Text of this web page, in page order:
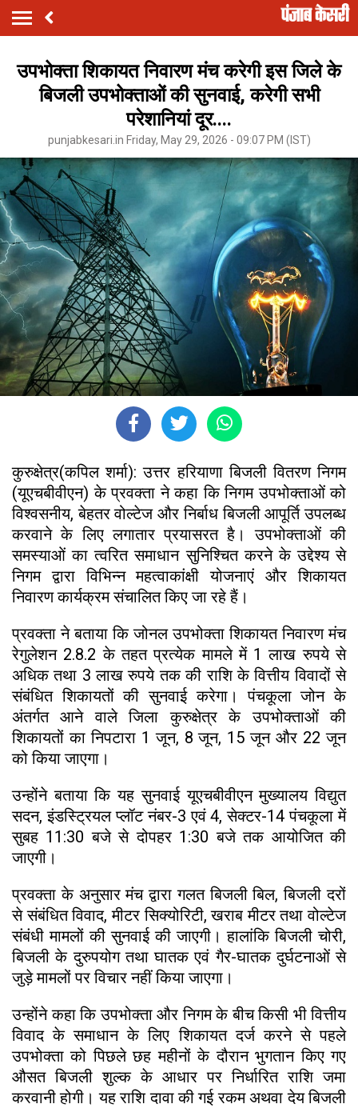
उपभोक्ता शिकायत निवारण मंच करेगी इस जिले के
बिजली उपभोक्ताओं की सुनवाई, करेगी सभी
परेशानियां दूर....
punjabkesari.in Friday, May 29, 2026 - 09:07 PM (IST)
कुरुक्षेत्र(कपिल शर्मा): उत्तर हरियाणा बिजली वितरण निगम
(यूएचबीवीएन) के प्रवक्ता ने कहा कि निगम उपभोक्ताओं को
विश्वसनीय, बेहतर वोल्टेज और निर्बाध बिजली आपूर्ति उपलब्ध
करवाने के लिए लगातार प्रयासरत है। उपभोक्ताओं की
समस्याओं का त्वरित समाधान सुनिश्चित करने के उद्देश्य से
निगम द्वारा विभिन्न महत्वाकांक्षी योजनाएं और शिकायत
निवारण कार्यक्रम संचालित किए जा रहे हैं।
प्रवक्ता ने बताया कि जोनल उपभोक्ता शिकायत निवारण मंच
रेगुलेशन 2.8.2 के तहत प्रत्येक मामले में 1 लाख रुपये से
अधिक तथा 3 लाख रुपये तक की राशि के वित्तीय विवादों से
संबंधित शिकायतों की सुनवाई करेगा। पंचकूला जोन के
अंतर्गत आने वाले जिला कुरुक्षेत्र के उपभोक्ताओं की
शिकायतों का निपटारा 1 जून, 8 जून, 15 जून और 22 जून
को किया जाएगा।
उन्होंने बताया कि यह सुनवाई यूएचबीवीएन मुख्यालय विद्युत
सदन, इंडस्ट्रियल प्लॉट नंबर-3 एवं 4, सेक्टर-14 पंचकूला में
सुबह 11:30 बजे से दोपहर 1:30 बजे तक आयोजित की
जाएगी।
प्रवक्ता के अनुसार मंच द्वारा गलत बिजली बिल, बिजली दरों
से संबंधित विवाद, मीटर सिक्योरिटी, खराब मीटर तथा वोल्टेज
संबंधी मामलों की सुनवाई की जाएगी। हालांकि बिजली चोरी,
बिजली के दुरुपयोग तथा घातक एवं गैर-घातक दुर्घटनाओं से
जुड़े मामलों पर विचार नहीं किया जाएगा।
उन्होंने कहा कि उपभोक्ता और निगम के बीच किसी भी वित्तीय
विवाद के समाधान के लिए शिकायत दर्ज करने से पहले
उपभोक्ता को पिछले छह महीनों के दौरान भुगतान किए गए
औसत बिजली शुल्क के आधार पर निर्धारित राशि जमा
करवानी होगी। यह राशि दावा की गई रकम अथवा देय बिजली